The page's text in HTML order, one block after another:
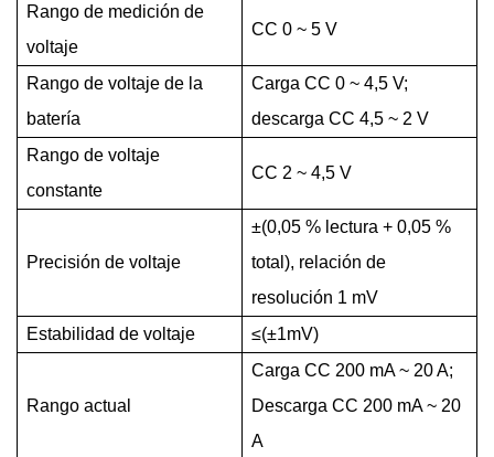
Rango de medición de
voltaje
CC 0 ~ 5 V
Rango de voltaje de la
batería
Carga CC 0 ~ 4,5 V;
descarga CC 4,5 ~ 2 V
Rango de voltaje
constante
CC 2 ~ 4,5 V
Precisión de voltaje
±(0,05 % lectura + 0,05 %
total), relación de
resolución 1 mV
Estabilidad de voltaje
≤(±1mV)
Rango actual
Carga CC 200 mA~ 20 A;
Descarga CC 200 mA~ 20
A